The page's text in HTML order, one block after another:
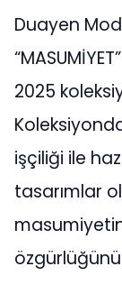
Duayen
2025
işçiliği ile
tasarımlar